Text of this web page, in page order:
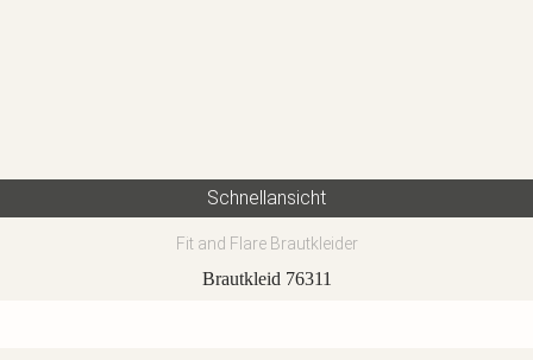
Schnellansicht
Fit and Flare Brautkleider
Brautkleid 76311